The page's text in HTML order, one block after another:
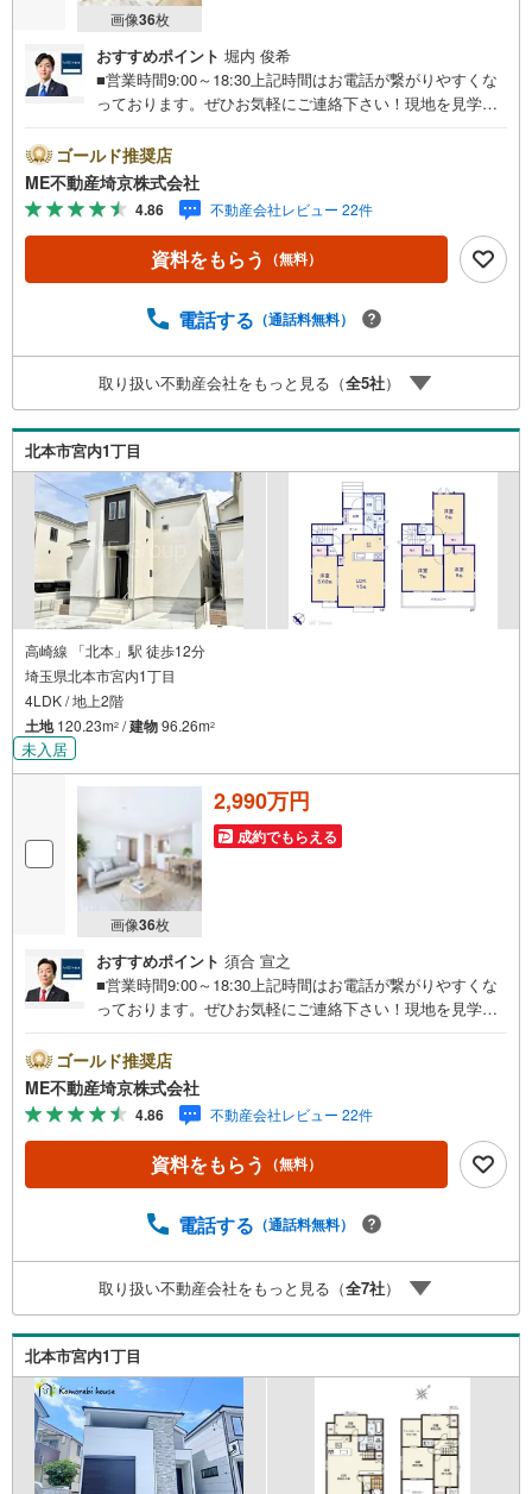
画像36枚
おすすめポイント 堀内 俊希
■営業時間9:00～18:30上記時間はお電話が繋がりやすくな
っております。ぜひお気軽にご連絡下さい！現地を見学さ
ご希望の日時をご記入いただけますとスムーズにご案内が
可能です。■ご来店特典1.ご見学、ご来店後にアンケート記
入でもれなく3、000円のQUOカードプレゼント（1組様1回
限り後日郵送）2.未公開の物件情報をご紹介3.不動産ご購
入、ご売却、太陽光発電システムご検討中のお客様、ご紹
介でもれなくQUOカード3、000円分プレゼント更にご紹介
円のご紹介料をお支払いさせて頂きます！詳しくはスタッ
マイカーでも安心！2.チャイルドスペース、授乳室、ベビ
ーベッド完備3.他にもファミリーに優しい『あったら良い
な』がここにある！ミルク用浄水サーバー、紙おむつ、ア
メニティ、大型個室2部屋、各ブースモニター等
ゴールド推奨店
ME不動産埼京株式会社
4.86 不動産会社レビュー 22件
資料をもらう （無料）
電話する （通話料無料）
取り扱い不動産会社をもっと見る（全5社）
北本市宮内1丁目
高崎線 「北本」駅 徒歩12分
埼玉県北本市宮内1丁目
4LDK / 地上2階
土地120.23m2 /建物96.26m2
未入居
画像36枚
2,990万円
成約でもらえる
おすすめポイント 須合 宣之
■営業時間9:00～18:30上記時間はお電話が繋がりやすくな
っております。ぜひお気軽にご連絡下さい！現地を見学さ
ご希望の日時をご記入いただけますとスムーズにご案内が
可能です。■ご来店特典1.ご見学、ご来店後にアンケート記
入でもれなく3、000円のQUOカードプレゼント（1組様1回
限り後日郵送）2.未公開の物件情報をご紹介3.不動産ご購
入、ご売却、太陽光発電システムご検討中のお客様、ご紹
介でもれなくQUOカード3、000円分プレゼント更にご紹介
円のご紹介料をお支払いさせて頂きます！詳しくはスタッ
マイカーでも安心！2.チャイルドスペース、授乳室、ベビ
ーベッド完備3.他にもファミリーに優しい『あったら良い
な』がここにある！ミルク用浄水サーバー、紙おむつ、ア
メニティ、大型個室2部屋、各ブースモニター等
ゴールド推奨店
ME不動産埼京株式会社
4.86 不動産会社レビュー 22件
資料をもらう （無料）
電話する （通話料無料）
取り扱い不動産会社をもっと見る（全7社）
北本市宮内1丁目